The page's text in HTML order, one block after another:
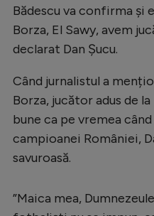
Gimnastică
Auto
Rugby
Ciclism
Alte sporturi
JO 2024
Bădescu va confirma și
Borza, El Sawy, avem
declarat Dan Șucu.
Când jurnalistul a
Borza, jucător adus de
bune ca pe vremea
campioanei României,
savuroasă.
”Maica mea,